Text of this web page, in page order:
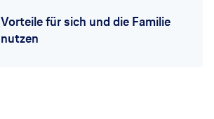
Vorteile für sich und die Familie
nutzen